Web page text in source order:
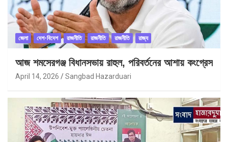
জেলা দেশ-বিদেশ রাজনীতি রাজনীতি রাজনীতি রাজ্য
আজ শমসেরগঞ্জ বিধানসভায় রাহুল, পরিবর্তনের আশায় কংগ্রেস
April 14, 2026 Sangbad Hazarduari